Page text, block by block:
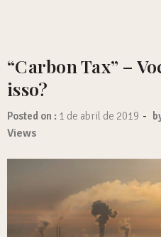
“Carbon Tax” –
isso?
Posted on : 1 de abril de 2019 -
Views